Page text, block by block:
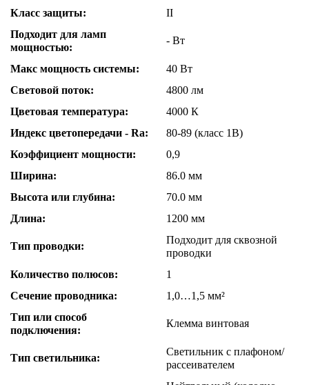
Класс защиты:
II
Подходит для ламп
мощностью:
- Вт
Макс мощность системы:
40 Вт
Световой поток:
4800 лм
Цветовая температура:
4000 К
Индекс цветопередачи - Ra:
80-89 (класс 1B)
Коэффициент мощности:
0,9
Ширина:
86.0 мм
Высота или глубина:
70.0 мм
Длина:
1200 мм
Тип проводки:
Подходит для сквозной
проводки
Количество полюсов:
1
Сечение проводника:
1,0…1,5 мм²
Тип или способ
подключения:
Клемма винтовая
Тип светильника:
Светильник с плафоном/
рассеивателем